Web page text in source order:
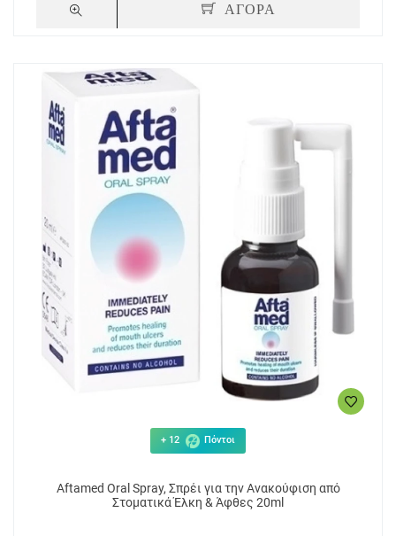
ΑΓΟΡΑ
+ 12 Πόντοι
Aftamed Oral Spray, Σπρέι για την Ανακούφιση από
Στοματικά Έλκη & Άφθες 20ml